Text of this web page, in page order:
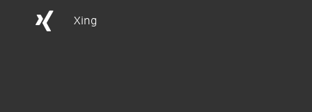
Xing